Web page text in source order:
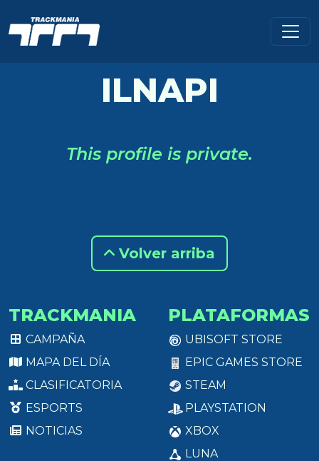
ILNAPI
This profile is private.
Volver arriba
TRACKMANIA
CAMPAÑA
MAPA DEL DÍA
CLASIFICATORIA
ESPORTS
NOTICIAS
PLATAFORMAS
UBISOFT STORE
EPIC GAMES STORE
STEAM
PLAYSTATION
XBOX
LUNA